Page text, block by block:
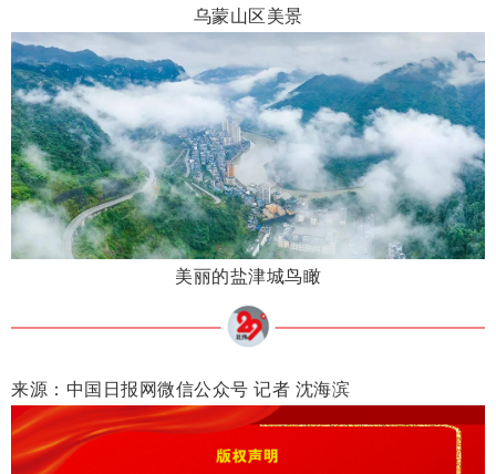
乌蒙山区美景
美丽的盐津城鸟瞰
来源：中国日报网微信公众号 记者 沈海滨